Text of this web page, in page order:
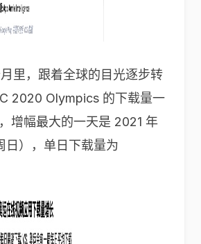
里，跟着全球的目光逐步转
2020 Olympics 的下载量一
增幅最大的一天是 2021 年
日），单日下载量为